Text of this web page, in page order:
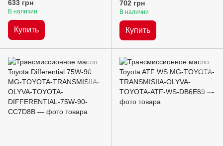
633 грн
В наличии
Купить
702 грн
В наличии
Купить